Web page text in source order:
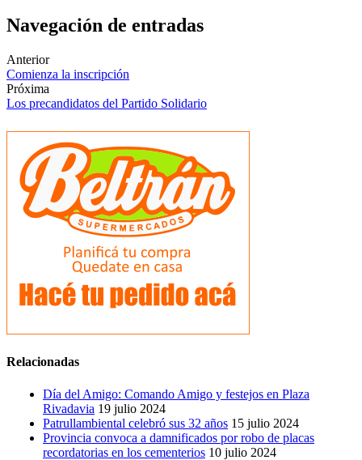
Navegación de entradas
Anterior
Comienza la inscripción
Próxima
Los precandidatos del Partido Solidario
Relacionadas
Día del Amigo: Comando Amigo y festejos en Plaza
Rivadavia 19 julio 2024
Patrullambiental celebró sus 32 años 15 julio 2024
Provincia convoca a damnificados por robo de placas
recordatorias en los cementerios 10 julio 2024